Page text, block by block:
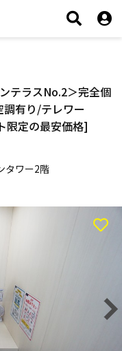
テラスNo.2＞完全個
有り/テレワー
限定の最安価格]
タワー2階